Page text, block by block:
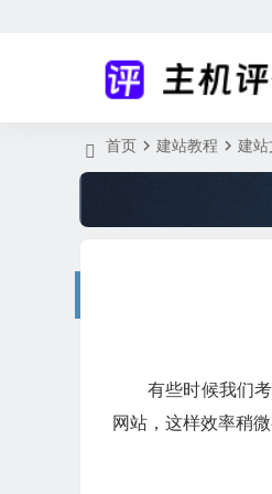
首页 建站教程 建站
有些时候我们
网站，这样效率稍